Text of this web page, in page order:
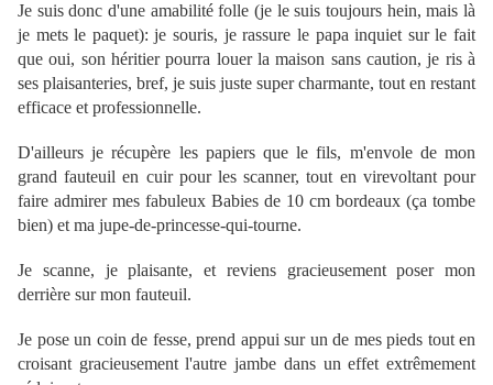
Je suis donc d'une amabilité folle (je le suis toujours hein, mais là
je mets le paquet): je souris, je rassure le papa inquiet sur le fait
que oui, son héritier pourra louer la maison sans caution, je ris à
ses plaisanteries, bref, je suis juste super charmante, tout en restant
efficace et professionnelle.
D'ailleurs je récupère les papiers que le fils, m'envole de mon
grand fauteuil en cuir pour les scanner, tout en virevoltant pour
faire admirer mes fabuleux Babies de 10 cm bordeaux (ça tombe
bien) et ma jupe-de-princesse-qui-tourne.
Je scanne, je plaisante, et reviens gracieusement poser mon
derrière sur mon fauteuil.
Je pose un coin de fesse, prend appui sur un de mes pieds tout en
croisant gracieusement l'autre jambe dans un effet extrêmement